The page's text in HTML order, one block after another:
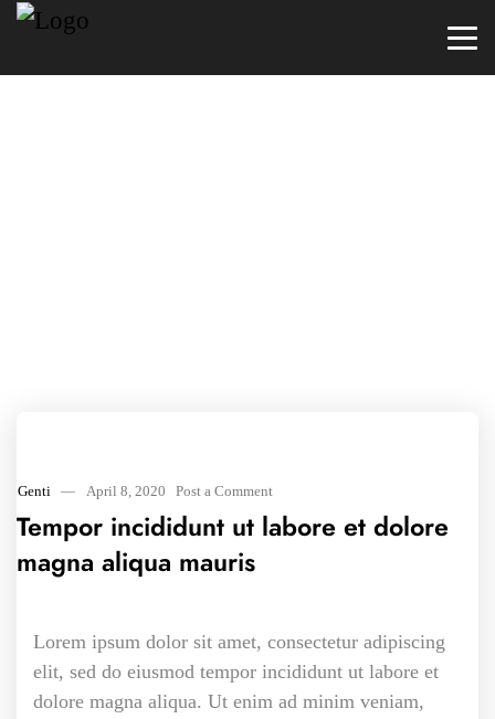
Genti — April 8, 2020 Post a Comment
Tempor incididunt ut labore et dolore
magna aliqua mauris
Lorem ipsum dolor sit amet, consectetur adipiscing
elit, sed do eiusmod tempor incididunt ut labore et
dolore magna aliqua. Ut enim ad minim veniam,